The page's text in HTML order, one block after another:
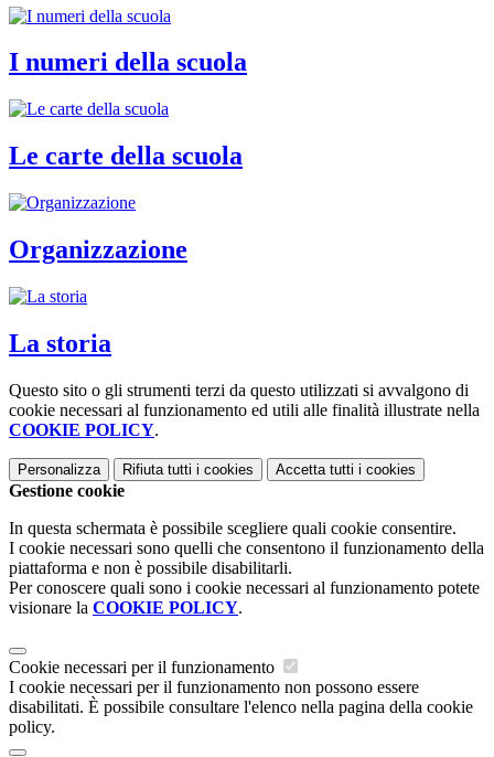
I numeri della scuola
Le carte della scuola
Organizzazione
La storia
Questo sito o gli strumenti terzi da questo utilizzati si avvalgono di
cookie necessari al funzionamento ed utili alle finalità illustrate nella
COOKIE POLICY.
Personalizza Rifiuta tutti i cookies Accetta tutti i cookies
Gestione cookie
In questa schermata è possibile scegliere quali cookie consentire.
I cookie necessari sono quelli che consentono il funzionamento della
piattaforma e non è possibile disabilitarli.
Per conoscere quali sono i cookie necessari al funzionamento potete
visionare la COOKIE POLICY.
Cookie necessari per il funzionamento
I cookie necessari per il funzionamento non possono essere
disabilitati. È possibile consultare l'elenco nella pagina della cookie
policy.